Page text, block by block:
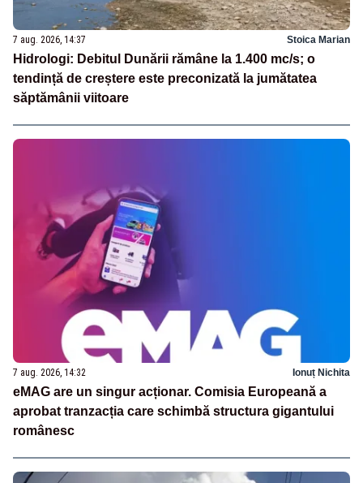
7 aug. 2026, 14:37 Stoica Marian
Hidrologi: Debitul Dunării rămâne la 1.400 mc/s; o
tendință de creștere este preconizată la jumătatea
săptămânii viitoare
7 aug. 2026, 14:32 Ionuț Nichita
eMAG are un singur acționar. Comisia Europeană a
aprobat tranzacția care schimbă structura gigantului
românesc